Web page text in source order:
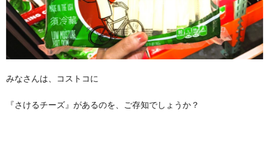
みなさんは、コストコに
『さけるチーズ』があるのを、ご存知でしょうか？